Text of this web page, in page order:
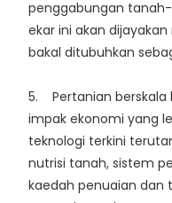
penggabungan
ekar ini akan
bakal ditubuhkan
5. Pertanian berskala
impak ekonomi yang
teknologi terkini
nutrisi tanah, sistem
kaedah penuaian dan